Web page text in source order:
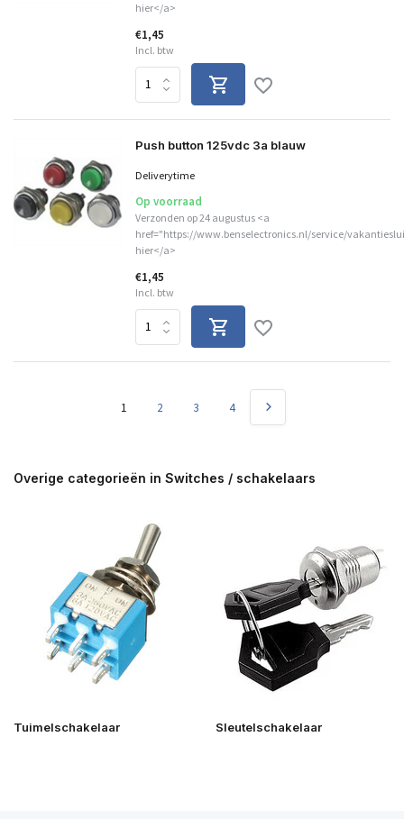
hier</a>
€1,45
Incl. btw
Push button 125vdc 3a blauw
Deliverytime
Op voorraad
Verzonden op 24 augustus <a
href="https://www.benselectronics.nl/service/
hier</a>
€1,45
Incl. btw
1 2 3 4
Overige categorieën in Switches / schakelaars
Tuimelschakelaar Sleutelschakelaar